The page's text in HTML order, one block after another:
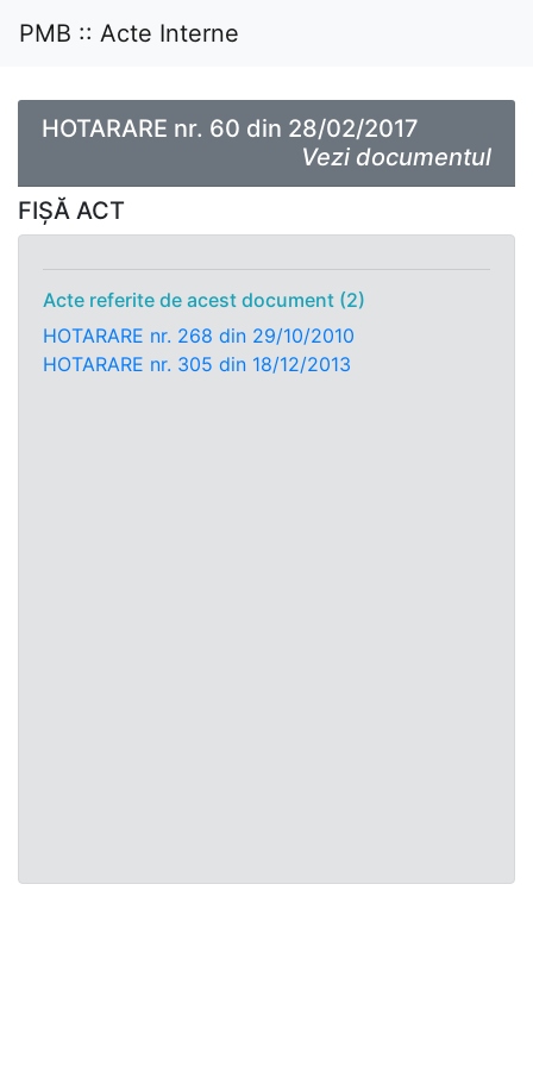
PMB :: Acte Interne
HOTARARE nr. 60 din 28/02/2017
Vezi documentul
FIȘĂ ACT
Acte referite de acest document (2)
HOTARARE nr. 268 din 29/10/2010
HOTARARE nr. 305 din 18/12/2013